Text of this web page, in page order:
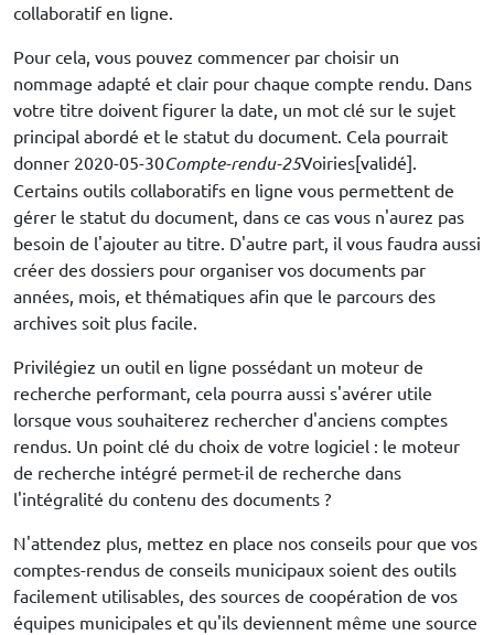
collaboratif en ligne.
Pour cela, vous pouvez commencer par choisir un
nommage adapté et clair pour chaque compte rendu. Dans
votre titre doivent figurer la date, un mot clé sur le sujet
principal abordé et le statut du document. Cela pourrait
donner 2020-05-30Compte-rendu-25Voiries[validé].
Certains outils collaboratifs en ligne vous permettent de
gérer le statut du document, dans ce cas vous n'aurez pas
besoin de l'ajouter au titre. D'autre part, il vous faudra aussi
créer des dossiers pour organiser vos documents par
années, mois, et thématiques afin que le parcours des
archives soit plus facile.
Privilégiez un outil en ligne possédant un moteur de
recherche performant, cela pourra aussi s'avérer utile
lorsque vous souhaiterez rechercher d'anciens comptes
rendus. Un point clé du choix de votre logiciel : le moteur
de recherche intégré permet-il de recherche dans
l'intégralité du contenu des documents ?
N'attendez plus, mettez en place nos conseils pour que vos
comptes-rendus de conseils municipaux soient des outils
facilement utilisables, des sources de coopération de vos
équipes municipales et qu'ils deviennent même une source